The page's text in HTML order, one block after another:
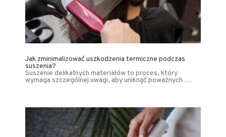
Jak zminimalizować uszkodzenia termiczne podczas
suszenia?
Suszenie delikatnych materiałów to proces, który
wymaga szczególnej uwagi, aby uniknąć poważnych …